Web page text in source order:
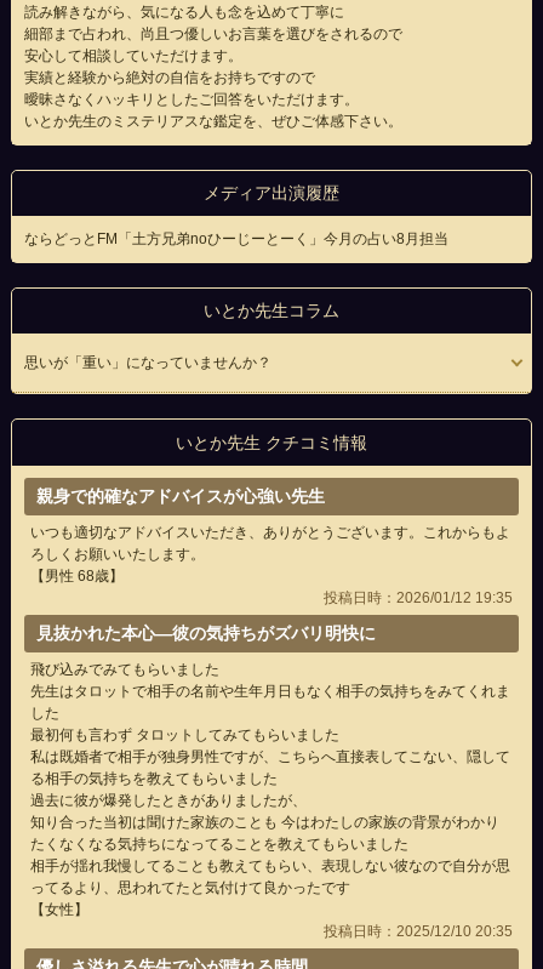
読み解きながら、気になる人も念を込めて丁寧に
細部まで占われ、尚且つ優しいお言葉を選びをされるので
安心して相談していただけます。
実績と経験から絶対の自信をお持ちですので
曖昧さなくハッキリとしたご回答をいただけます。
いとか先生のミステリアスな鑑定を、ぜひご体感下さい。
メディア出演履歴
ならどっとFM「土方兄弟noひーじーとーく」今月の占い8月担当
いとか先生コラム
思いが「重い」になっていませんか？
いとか先生 クチコミ情報
親身で的確なアドバイスが心強い先生
いつも適切なアドバイスいただき、ありがとうございます。これからもよ
ろしくお願いいたします。
【男性 68歳】
投稿日時：2026/01/12 19:35
見抜かれた本心―彼の気持ちがズバリ明快に
飛び込みでみてもらいました
先生はタロットで相手の名前や生年月日もなく相手の気持ちをみてくれま
した
最初何も言わず タロットしてみてもらいました
私は既婚者で相手が独身男性ですが、こちらへ直接表してこない、隠して
る相手の気持ちを教えてもらいました
過去に彼が爆発したときがありましたが、
知り合った当初は聞けた家族のことも 今はわたしの家族の背景がわかり
たくなくなる気持ちになってることを教えてもらいました
相手が揺れ我慢してることも教えてもらい、表現しない彼なので自分が思
ってるより、思われてたと気付けて良かったです
【女性】
投稿日時：2025/12/10 20:35